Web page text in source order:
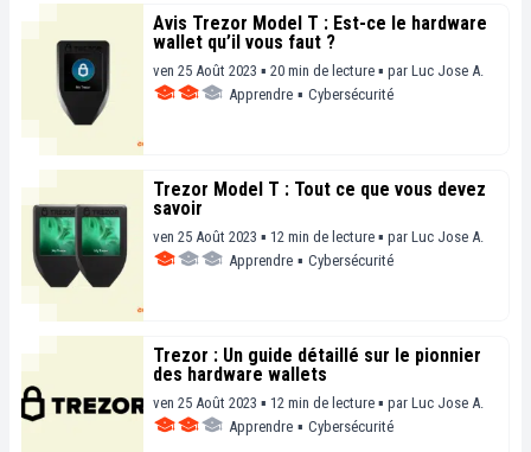
Avis Trezor Model T : Est-ce le hardware
wallet qu’il vous faut ?
ven 25 Août 2023 ▪ 20 min de lecture ▪ par Luc Jose A.
Apprendre ▪ Cybersécurité
Trezor Model T : Tout ce que vous devez
savoir
ven 25 Août 2023 ▪ 12 min de lecture ▪ par Luc Jose A.
Apprendre ▪ Cybersécurité
Trezor : Un guide détaillé sur le pionnier
des hardware wallets
ven 25 Août 2023 ▪ 12 min de lecture ▪ par Luc Jose A.
Apprendre ▪ Cybersécurité